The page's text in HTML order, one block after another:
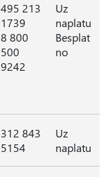
495 213
1739
8 800
500
9242
Uz
naplatu
Besplat
no
312 843
5154
Uz
naplatu